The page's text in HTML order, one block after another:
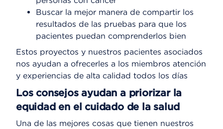
Buscar la mejor manera de compartir los
resultados de las pruebas para que los
pacientes puedan comprenderlos bien
Estos proyectos y nuestros pacientes asociados
nos ayudan a ofrecerles a los miembros atención
y experiencias de alta calidad todos los días
Los consejos ayudan a priorizar la
equidad en el cuidado de la salud
Una de las mejores cosas que tienen nuestros